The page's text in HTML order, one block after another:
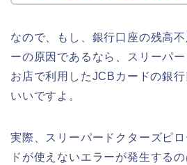
なので、もし、銀行口座の残高
ーの原因であるなら、スリーパ
お店で利用したJCBカードの銀
いいですよ。
実際、スリーパードクターズピ
ドが使えないエラーが発生する